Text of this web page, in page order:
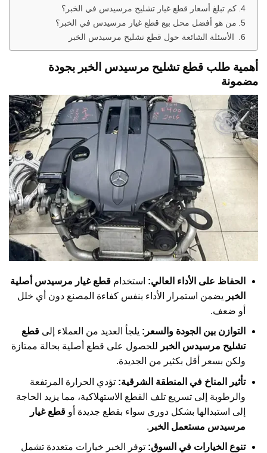
كم تبلغ أسعار قطع غيار تشليح مرسيدس في الخبر؟
من هو أفضل محل بيع قطع غيار مرسيدس في الخبر؟
الأسئلة الشائعة حول قطع تشليح مرسيدس الخبر
أهمية طلب قطع تشليح مرسيدس الخبر بجودة
مضمونة
الحفاظ على الأداء العالي: استخدام قطع غيار مرسيدس أصلية
الخبر يضمن استمرار الأداء بنفس كفاءة المصنع دون أي خلل
أو ضعف.
التوازن بين الجودة والسعر: يلجأ العديد من العملاء إلى قطع
تشليح مرسيدس الخبر للحصول على قطع أصلية بحالة ممتازة
ولكن بسعر أقل بكثير من الجديدة.
تأثير المناخ في المنطقة الشرقية: تؤدي الحرارة المرتفعة
والرطوبة إلى تسريع تلف القطع الاستهلاكية، مما يزيد الحاجة
إلى استبدالها بشكل دوري سواء بقطع جديدة أو قطع غيار
مرسيدس مستعمل الخبر .
تنوع الخيارات في السوق: توفر الخبر خيارات متعددة تشمل